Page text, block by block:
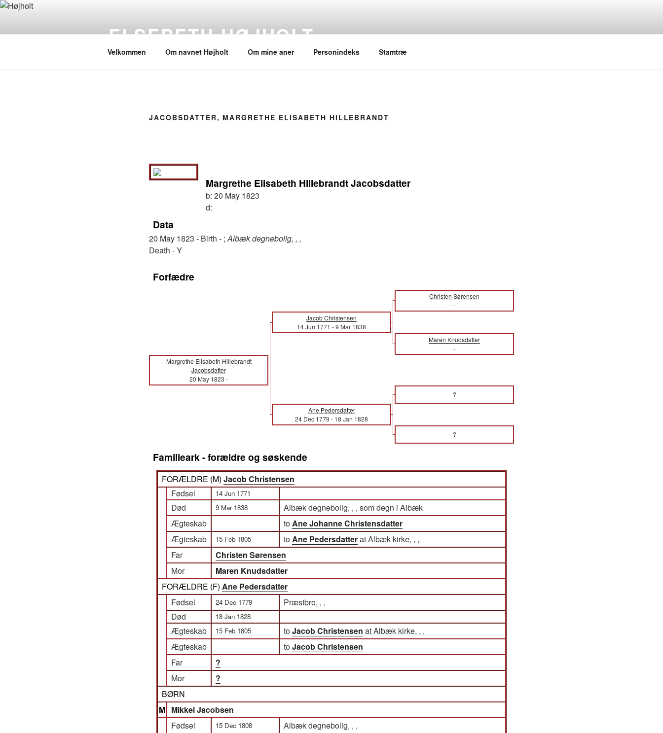
Videre
ELSEBETH HØJHOLT
Velkommen Om navnet Højholt Om mine aner Personindeks Stamtræ
JACOBSDATTER, MARGRETHE ELISABETH HILLEBRANDT
Margrethe Elisabeth Hillebrandt Jacobsdatter
b: 20 May 1823
d:
Data
20 May 1823 - Birth - ; Albæk degnebolig, , ,
Death - Y
Forfædre
Christen Sørensen
-
Jacob Christensen
14 Jun 1771 -9 Mar 1838
Maren Knudsdatter
-
Margrethe Elisabeth Hillebrandt
Jacobsdatter
20 May 1823 -
?
Ane Pedersdatter
24 Dec 1779 - 18 Jan 1828
?
Familieark - forældre og søskende
FORÆLDRE (M) Jacob Christensen
Fødsel
14 Jun 1771
Død 9 Mar 1838
Albæk degnebolig, , , som degn i Albæk
Ægteskab
to Ane Johanne Christensdatter
Ægteskab
15 Feb 1805 to Ane Pedersdatterat Albæk kirke, , ,
Far
Christen Sørensen
Mor
Maren Knudsdatter
FORÆLDRE (F) Ane Pedersdatter
Fødsel
24 Dec 1779
Præstbro, , ,
Død
18 Jan 1828
Ægteskab 15 Feb 1805 toJacob Christensen at Albæk kirke, , ,
Ægteskab
toJacob Christensen
Far
?
Mor
?
BØRN
M Mikkel Jacobsen
Fødsel
15 Dec 1808
Albæk degnebolig, , ,